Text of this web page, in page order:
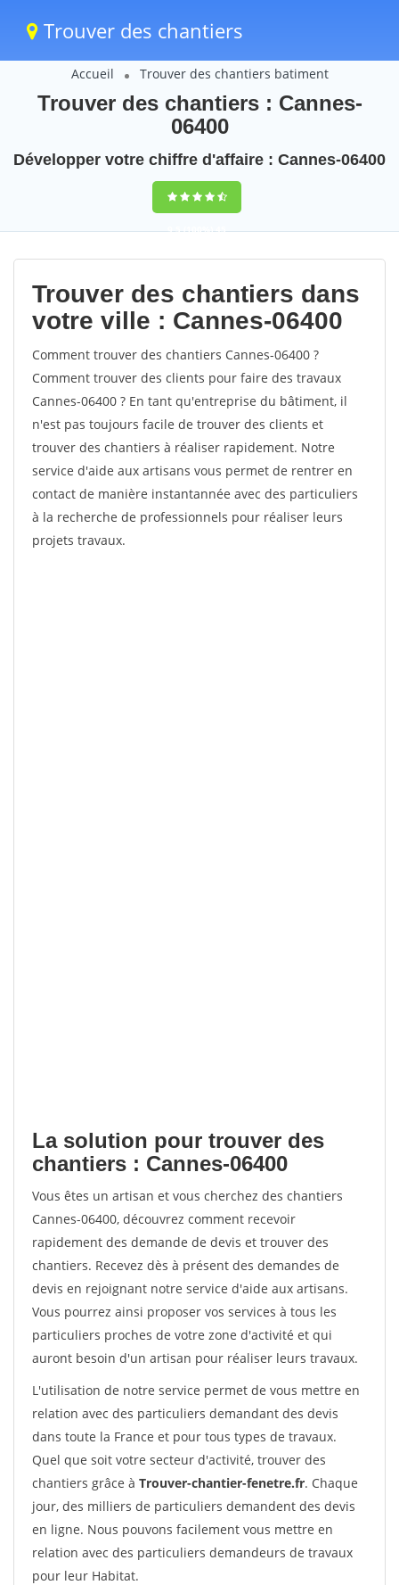
Trouver des chantiers
Accueil Trouver des chantiers batiment
Trouver des chantiers : Cannes-
06400
Développer votre chiffre d'affaire : Cannes-06400
9,5(100%)45
votes
Trouver des chantiers dans
votre ville : Cannes-06400
Comment trouver des chantiers Cannes-06400 ?
Comment trouver des clients pour faire des travaux
Cannes-06400 ? En tant qu'entreprise du bâtiment, il
n'est pas toujours facile de trouver des clients et
trouver des chantiers à réaliser rapidement. Notre
service d'aide aux artisans vous permet de rentrer en
contact de manière instantannée avec des particuliers
à la recherche de professionnels pour réaliser leurs
projets travaux.
La solution pour trouver des
chantiers : Cannes-06400
Vous êtes un artisan et vous cherchez des chantiers
Cannes-06400, découvrez comment recevoir
rapidement des demande de devis et trouver des
chantiers. Recevez dès à présent des demandes de
devis en rejoignant notre service d'aide aux artisans.
Vous pourrez ainsi proposer vos services à tous les
particuliers proches de votre zone d'activité et qui
auront besoin d'un artisan pour réaliser leurs travaux.
L'utilisation de notre service permet de vous mettre en
relation avec des particuliers demandant des devis
dans toute la France et pour tous types de travaux.
Quel que soit votre secteur d'activité, trouver des
chantiers grâce à Trouver-chantier-fenetre.fr. Chaque
jour, des milliers de particuliers demandent des devis
en ligne. Nous pouvons facilement vous mettre en
relation avec des particuliers demandeurs de travaux
pour leur Habitat.